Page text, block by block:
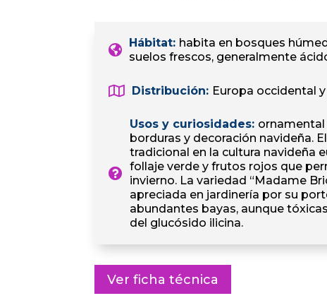
Hábitat: habita en bosques
suelos frescos, generalmente
Distribución: Europa occidental
Usos y curiosidades: ornamental
borduras y decoración navideña.
tradicional en la cultura navideña
follaje verde y frutos rojos que
invierno. La variedad “Madame
apreciada en jardinería por su
abundantes bayas, aunque
del glucósido ilicina.
Ver ficha técnica